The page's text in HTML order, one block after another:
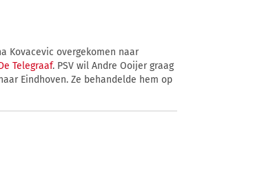
Kovacevic overgekomen naar
Telegraaf. PSV wil Andre Ooijer graag
Eindhoven. Ze behandelde hem op